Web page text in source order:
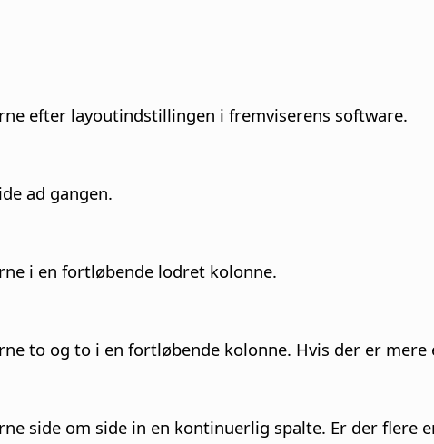
efter layoutindstillingen i fremviserens software.
ad gangen.
i en fortløbende lodret kolonne.
to og to i en fortløbende kolonne. Hvis der er
side om side in en kontinuerlig spalte. Er der flere